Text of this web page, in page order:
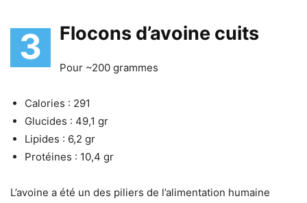
3 Flocons d’avoine cuits
Pour ~200 grammes
Calories : 291
Glucides : 49,1 gr
Lipides : 6,2 gr
Protéines : 10,4 gr
L’avoine a été un des piliers de l’alimentation humaine